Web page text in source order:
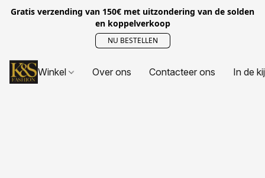
Gratis verzending van 150€ met uitzondering van de solden
en koppelverkoop
NU BESTELLEN
Winkel Over ons Contacteer ons In de